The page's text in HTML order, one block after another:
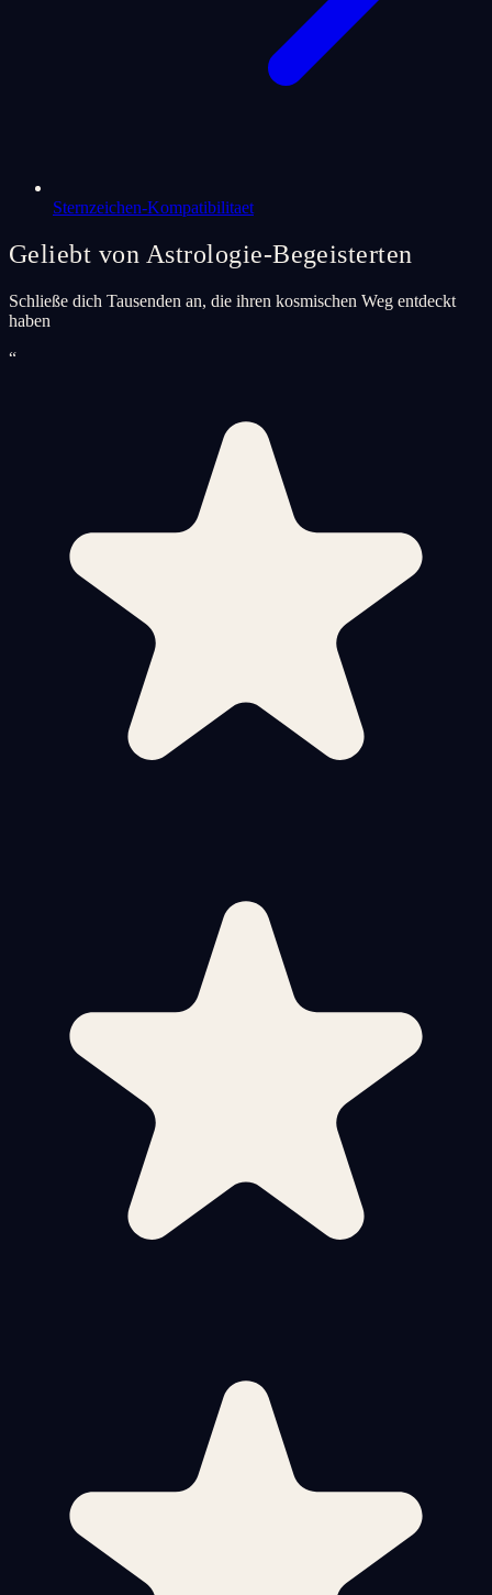
Sternzeichen-Kompatibilitaet
Geliebt von Astrologie-Begeisterten
Schließe dich Tausenden an, die ihren kosmischen Weg entdeckt
haben
“